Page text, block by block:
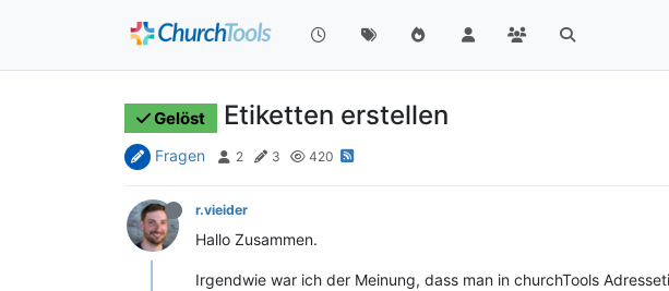
Gelöst Etiketten erstellen
Fragen 2 3 420
r.vieider
Hallo Zusammen.
Irgendwie war ich der Meinung, dass man in churchTools